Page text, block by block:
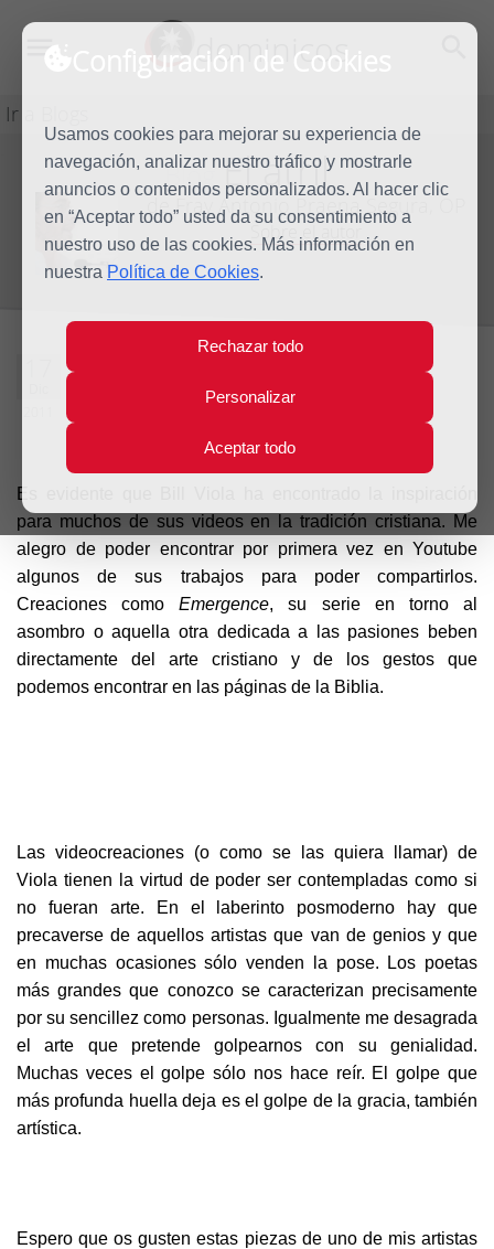
Configuración de Cookies
Usamos cookies para mejorar su experiencia de
navegación, analizar nuestro tráfico y mostrarle
anuncios o contenidos personalizados. Al hacer clic
en “Aceptar todo” usted da su consentimiento a
nuestro uso de las cookies. Más información en
nuestra Política de Cookies.
Rechazar todo
Personalizar
Aceptar todo
dominicos
Ir a Blogs
BlogEl atril
de Fray Antonio Praena Segura, OP
Sobre el autor
El saludo
Es evidente que Bill Viola ha encontrado la inspiración
para muchos de sus videos en la tradición cristiana. Me
alegro de poder encontrar por primera vez en Youtube
algunos de sus trabajos para poder compartirlos.
Creaciones comoEmergence, su serie en torno al
asombro o aquella otra dedicada a las pasiones beben
directamente del arte cristiano y de los gestos que
podemos encontrar en las páginas de la Biblia.
Las videocreaciones (o como se las quiera llamar) de
Viola tienen la virtud de poder ser contempladas como si
no fueran arte. En el laberinto posmoderno hay que
precaverse de aquellos artistas que van de genios y que
en muchas ocasiones sólo venden la pose. Los poetas
más grandes que conozco se caracterizan precisamente
por su sencillez como personas. Igualmente me desagrada
el arte que pretende golpearnos con su genialidad.
Muchas veces el golpe sólo nos hace reír. El golpe que
más profunda huella deja es el golpe de la gracia, también
artística.
Espero que os gusten estas piezas de uno de mis artistas